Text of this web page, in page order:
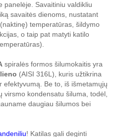
panelėje. Savaitiniu valdikliu
savaitės dienoms, nustatant
temperatūras, šildymo
o taip pat matyti katilo
spiralės formos šilumokaitis yra
(AISI 316L), kuris užtikrina
efektyvumą. Be to, iš išmetamųjų
kondensatu šiluma, todėl,
daugiau šilumos bei
! Katilas gali deginti